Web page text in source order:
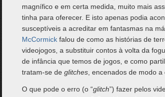
magnífico e em certa medida, muito mais
tinha para oferecer. E isto apenas podia
susceptíveis a acreditar em fantasmas na
McCormickfalou de como as histórias de
videojogos, a substituir contos à volta da
de infância que temos de jogos, e como
tratam-se de glitches, encenados de modo a
O que pode o erro (o “glitch”) fazer pelos